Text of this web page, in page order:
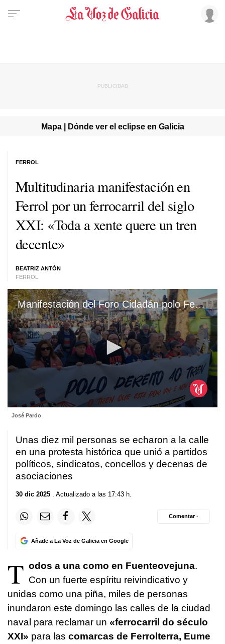
Mapa | Dónde ver el eclipse en Galicia
Multitudinaria manifestación en
Ferrol por un ferrocarril del siglo
XXI: «Toda a xente quere un tren
decente»
BEATRIZ ANTÓN
FERROL
FERROL
Manifestación del Foro Cidadán polo Ferrocarril
seconds
minute,
35
seconds
José Pardo
Unas diez mil personas se echaron a la calle
en una protesta histórica que unió a partidos
políticos, sindicatos, concellos y decenas de
asociaciones
30 dic 2025 . Actualizado a las 17:43 h.
Añade a La Voz de Galicia en Google
Comentar ·
T odos a una como en Fuenteovejuna.
Con un fuerte espíritu reivindicativo y
unidas como una piña, miles de personas
inundaron este domingo las calles de la ciudad
naval para reclamar un «ferrocarril do século
XXI» para las comarcas de Ferrolterra, Eume